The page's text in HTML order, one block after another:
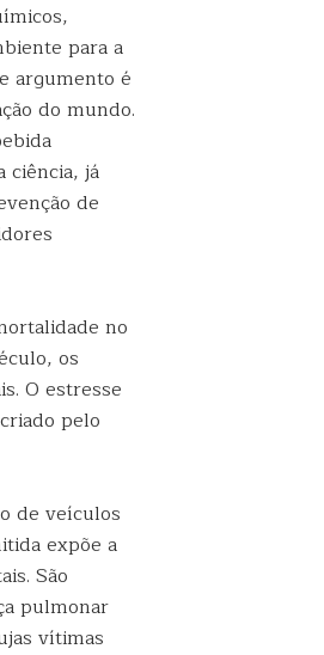
para a
argumento é
do mundo.
ciência, já
de
no
os
O estresse
pelo
de veículos
expõe a
São
pulmonar
vítimas